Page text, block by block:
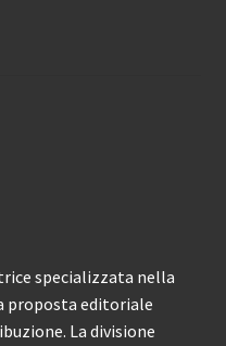
specializzata nella
proposta editoriale
La divisione